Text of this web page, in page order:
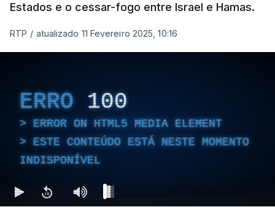
Estados e o cessar-fogo entre Israel e Hamas.
RTP / atualizado 11 Fevereiro 2025, 10:16
ERRO 100
ERROR ON HTML5 MEDIA ELEMENT
ESTE CONTEÚDO ESTÁ NESTE MOMENTO
INDISPONÍVEL